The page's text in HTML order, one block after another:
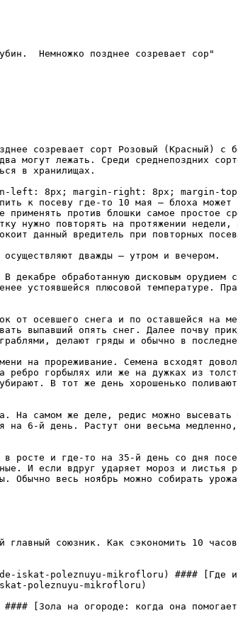
Немножко позднее созревает сор"
созревает сорт Розовый (Красный) с
могут лежать. Среди среднепоздних
в хранилищах.
left: 8px; margin-right: 8px; margin-
к посеву где-то 10 мая — блоха
против блошки самое простое
нужно повторять на протяжении
данный вредитель при повторных
устоявшейся плюсовой температуре.
выпавший опять снег. Далее почву
делают гряды и обычно в
ребро горбылях или же на дужках из
В тот же день хорошенько
на 6-й день. Растут они весьма
И если вдруг ударяет мороз и листья
Обычно весь ноябрь можно собирать
союзник. Как сэкономить 10 часов
poleznuyu-mikrofloru) #### [Где
poleznuyu-mikrofloru)
[Зола на огороде: когда она помогает,